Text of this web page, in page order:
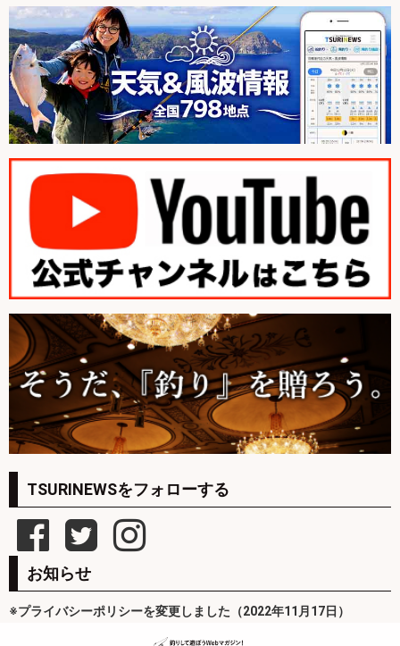
TSURINEWSをフォローする
お知らせ
※プライバシーポリシーを変更しました（2022年11月17日）